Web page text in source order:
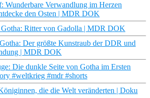
Wunderbare Verwandlung im Herzen
den Osten | MDR DOK
Ritter von Gadolla | MDR DOK
Der größte Kunstraub der DDR und
| MDR DOK
Die dunkle Seite von Gotha im Ersten
#weltkrieg #mdr #shorts
die die Welt veränderten | Doku